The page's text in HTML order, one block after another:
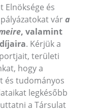
Elnöksége és
vára
, valamint
. Kérjük a
területi
hogy a
és tudományos
legkésőbb
a Társulat